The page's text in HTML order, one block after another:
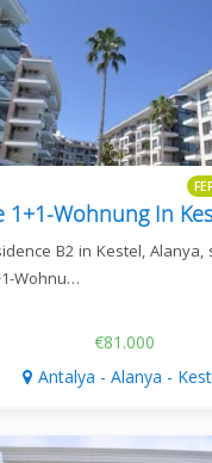
B2 in Kestel, Alanya,
Wohnu…
€81.000
Antalya - Alanya -